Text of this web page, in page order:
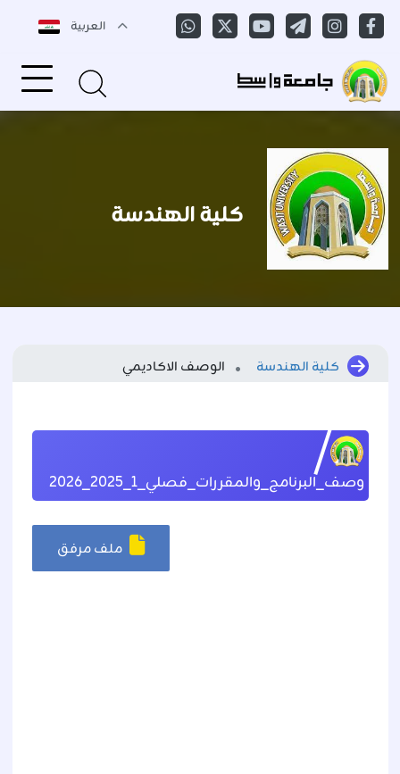
العربية
كلية الهندسة
كلية الهندسة الوصف الاكاديمي
وصف_البرنامج_والمقررات_فصلي_1_2025_2026
ملف مرفق